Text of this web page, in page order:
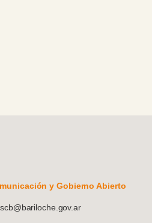
y Gobierno Abierto